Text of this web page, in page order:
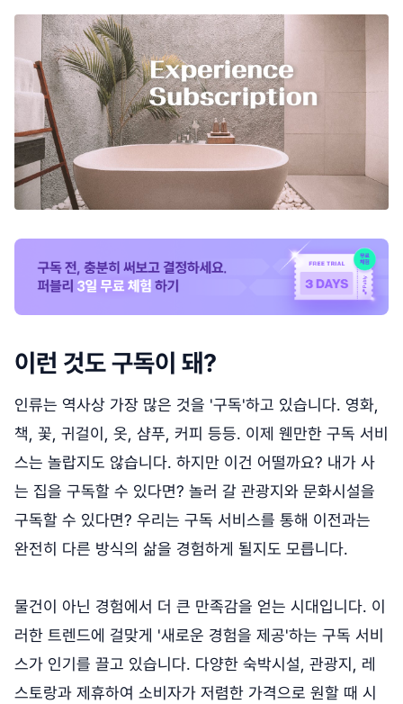
이런 것도 구독이 돼?
인류는 역사상 가장 많은 것을 '구독'하고 있습니다. 영화,
책, 꽃, 귀걸이, 옷, 샴푸, 커피 등등. 이제 웬만한 구독 서비
스는 놀랍지도 않습니다. 하지만 이건 어떨까요? 내가 사
는 집을 구독할 수 있다면? 놀러 갈 관광지와 문화시설을
구독할 수 있다면? 우리는 구독 서비스를 통해 이전과는
완전히 다른 방식의 삶을 경험하게 될지도 모릅니다.
물건이 아닌 경험에서 더 큰 만족감을 얻는 시대입니다. 이
러한 트렌드에 걸맞게 '새로운 경험을 제공'하는 구독 서비
스가 인기를 끌고 있습니다. 다양한 숙박시설, 관광지, 레
스토랑과 제휴하여 소비자가 저렴한 가격으로 원할 때 시